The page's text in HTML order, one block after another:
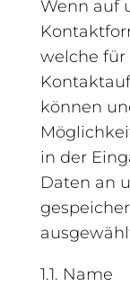
Wenn auf
welche für
können
in der
Daten an
1.1. Name